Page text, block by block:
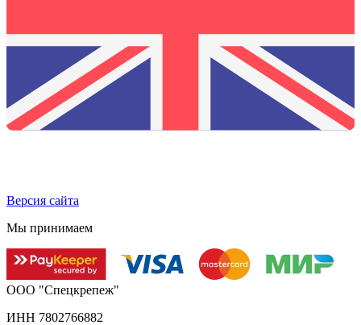
Версия сайта
Мы принимаем
ООО "Спецкрепеж"
ИНН 7802766882